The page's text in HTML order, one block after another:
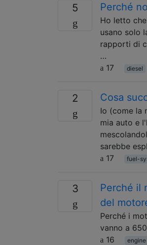
5 Perché
Ho letto
usano solo
rapporti di
…
17
diesel
2 Cosa
Io (come la
mia auto e
sarebbe
17
fuel-
3
Perché il
del
Perché i
vanno a
16
engine